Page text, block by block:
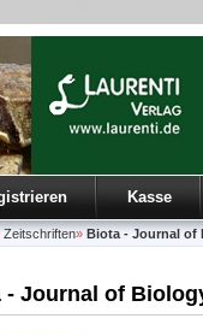
Kasse
Zeitschriften» Biota - Journal of
- Journal of